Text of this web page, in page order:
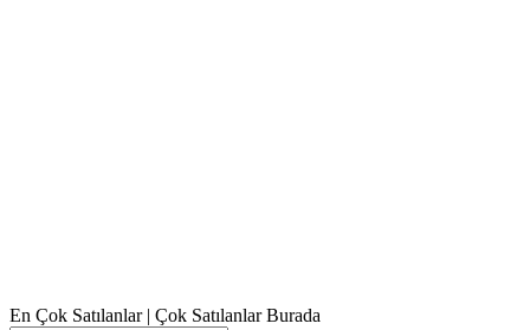
En Çok Satılanlar | Çok Satılanlar Burada